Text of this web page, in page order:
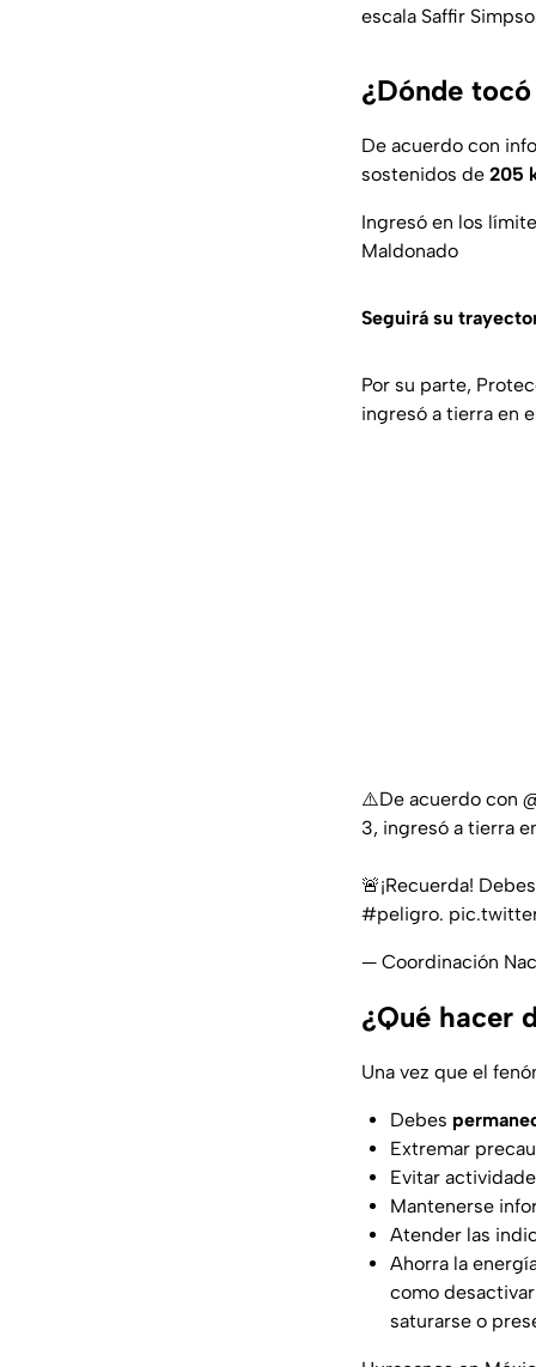
escala Saffir
¿Dónde
De acuerdo con
sostenidos de 205
Ingresó en los
Maldonado
Seguirá su
Por su parte,
ingresó a tierra en
⚠️De acuerdo con
3, ingresó a tierra
🚨¡Recuerda!
#peligro.
— Coordinación
¿Qué hacer
Una vez que el
Debes
Extremar
Evitar
Mantenerse
Atender las
Ahorra la
como
saturarse o